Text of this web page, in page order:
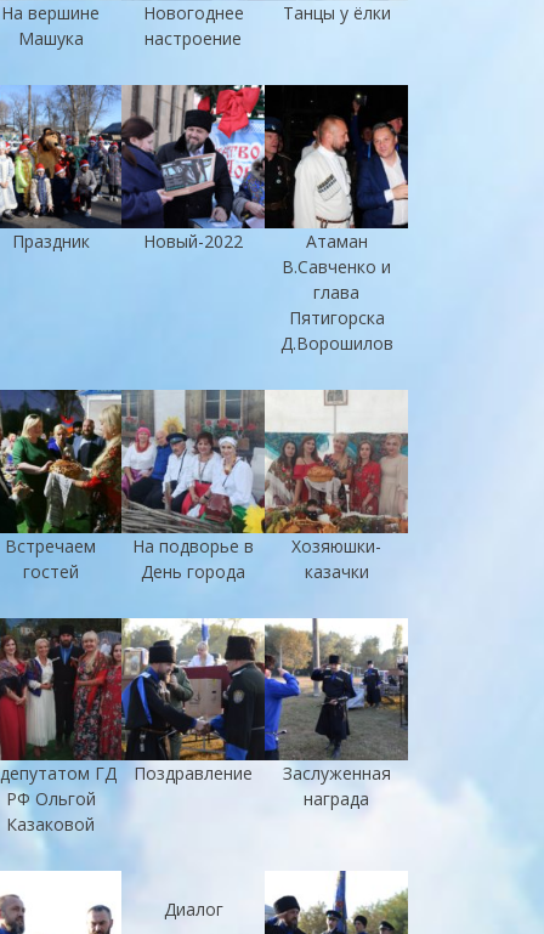
На вершине
Машука
Новогоднее
настроение
Танцы у ёлки
Праздник Новый-2022
Атаман
В.Савченко и
глава
Пятигорска
Д.Ворошилов
Встречаем
гостей
На подворье в
День города
Хозяюшки-
казачки
ГД
РФ Ольгой
Казаковой
Поздравление
Заслуженная
награда
Диалог